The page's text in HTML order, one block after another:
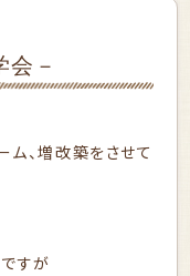
－
、増改築をさせて
すが